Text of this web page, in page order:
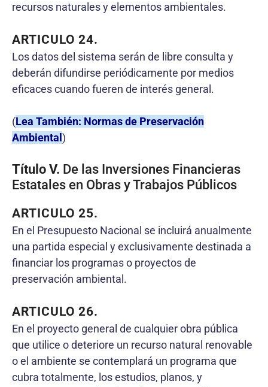
recursos naturales y elementos ambientales.
ARTICULO 24.
Los datos del sistema serán de libre consulta y
deberán difundirse periódicamente por medios
eficaces cuando fueren de interés general.
(Lea También: Normas de Preservación
Ambiental )
Título V. De las Inversiones Financieras
Estatales en Obras y Trabajos Públicos
ARTICULO 25.
En el Presupuesto Nacional se incluirá anualmente
una partida especial y exclusivamente destinada a
financiar los programas o proyectos de
preservación ambiental.
ARTICULO 26.
En el proyecto general de cualquier obra pública
que utilice o deteriore un recurso natural renovable
o el ambiente se contemplará un programa que
cubra totalmente, los estudios, planos, y